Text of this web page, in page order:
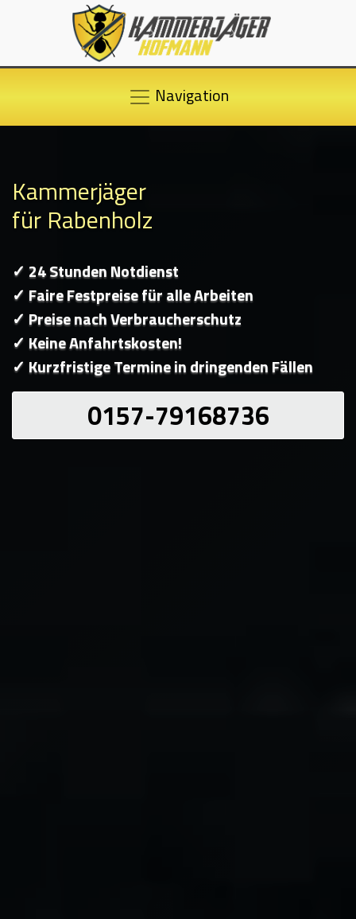
Navigation
Kammerjäger
für Rabenholz
✓ 24 Stunden Notdienst
✓ Faire Festpreise für alle Arbeiten
✓ Preise nach Verbraucherschutz
✓ Keine Anfahrtskosten!
✓ Kurzfristige Termine in dringenden Fällen
0157-79168736